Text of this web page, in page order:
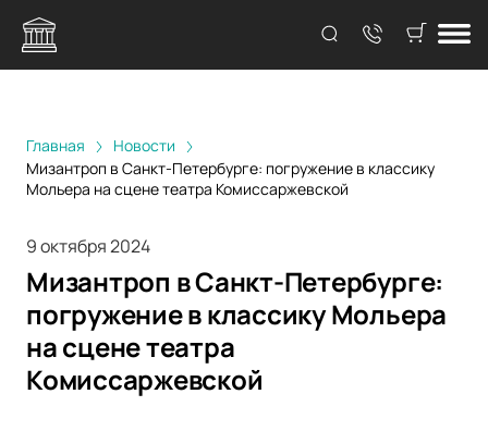
Главная
Новости
Мизантроп в Санкт-Петербурге: погружение в классику
Мольера на сцене театра Комиссаржевской
9 октября 2024
Мизантроп в Санкт-Петербурге:
погружение в классику Мольера
на сцене театра
Комиссаржевской